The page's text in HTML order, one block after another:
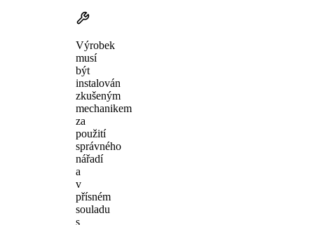
Výrobek
musí
být
instalován
zkušeným
mechanikem
za
použití
správného
nářadí
a
v
přísném
souladu
s